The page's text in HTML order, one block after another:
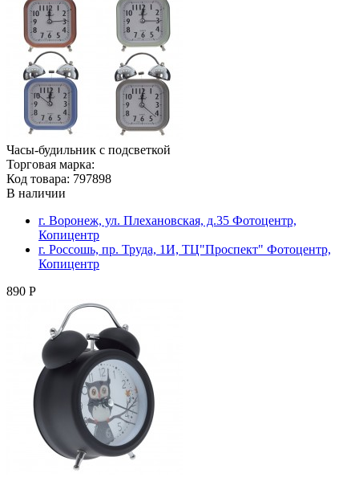
Часы-будильник с подсветкой
Торговая марка:
Код товара: 797898
В наличии
г. Воронеж, ул. Плехановская, д.35 Фотоцентр,
Копицентр
г. Россошь, пр. Труда, 1И, ТЦ"Проспект" Фотоцентр,
Копицентр
890 Р